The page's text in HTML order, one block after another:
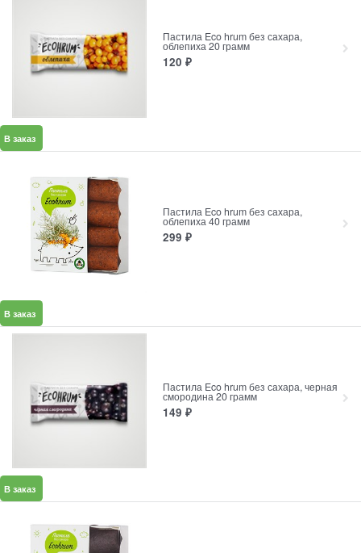
Пастила Eco hrum без сахара,
облепиха 20 грамм
120 ₽
В заказ
Пастила Eco hrum без сахара,
облепиха 40 грамм
299 ₽
В заказ
Пастила Eco hrum без сахара, черная
смородина 20 грамм
149 ₽
В заказ